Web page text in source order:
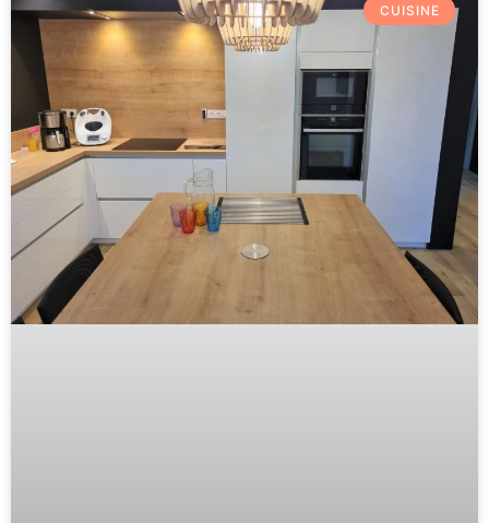
CUISINE